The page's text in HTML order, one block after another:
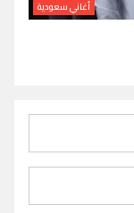
أغاني سعودية